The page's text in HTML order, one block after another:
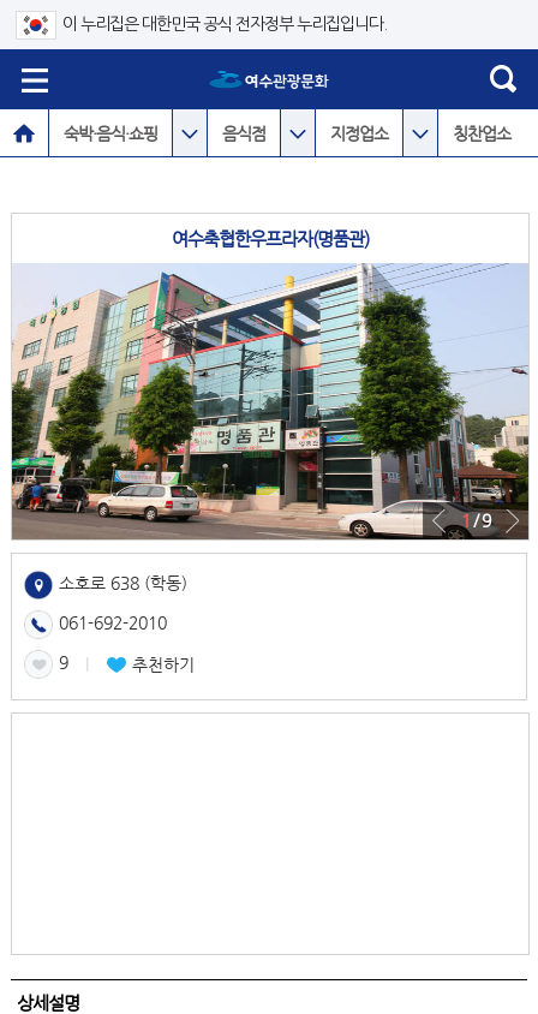
이 누리집은 대한민국 공식 전자정부 누리집입니다.
숙박·음식·쇼핑 음식점 지정업소 칭찬업소
여수축협한우프라자(명품관)
1 / 9
소호로 638 (학동)
061-692-2010
9 l 추천하기
상세설명